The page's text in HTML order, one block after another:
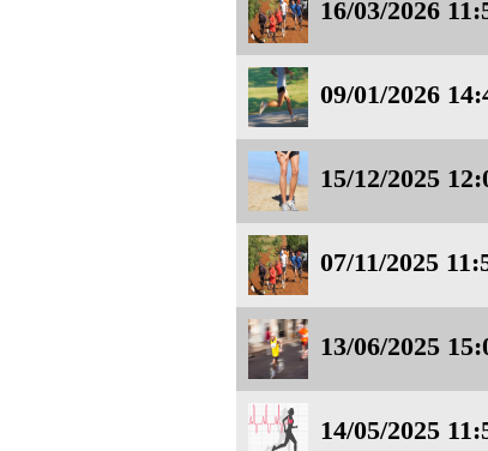
16/03/2026
09/01/2026
15/12/2025
07/11/2025
13/06/2025
14/05/2025